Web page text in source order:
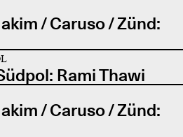
/ Caruso / Zünd:
Rami Thawi
/ Caruso / Zünd: